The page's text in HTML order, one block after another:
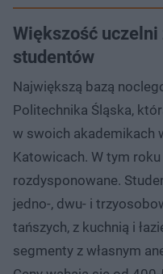
Większość
studentów
Największą bazą
Politechnika Śląska,
w swoich akademikach
Katowicach. W tym
rozdysponowane.
jedno-, dwu- i
tańszych, z kuchnią i
segmenty z własnym